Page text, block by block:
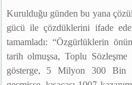
Kurulduğu günden bu yana
gücü ile çözdüklerini ifade
tamamladı: “Özgürlüklerin
tarih olmuşsa, Toplu
gösterge, 5 Milyon 300 Bin